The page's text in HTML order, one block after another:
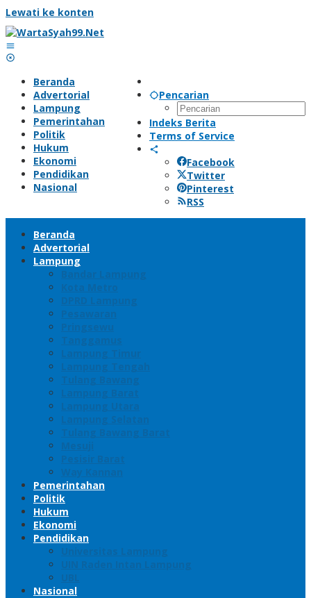
Lewati ke konten
Pencarian
Indeks Berita
Terms of Service
Facebook
Twitter
Pinterest
RSS
Beranda
Advertorial
Lampung
Pemerintahan
Politik
Hukum
Ekonomi
Pendidikan
Nasional
Beranda
Advertorial
Lampung
Bandar Lampung
Kota Metro
DPRD Lampung
Pesawaran
Pringsewu
Tanggamus
Lampung Timur
Lampung Tengah
Tulang Bawang
Lampung Barat
Lampung Utara
Lampung Selatan
Tulang Bawang Barat
Mesuji
Pesisir Barat
Way Kannan
Pemerintahan
Politik
Hukum
Ekonomi
Pendidikan
Universitas Lampung
UIN Raden Intan Lampung
UBL
Nasional